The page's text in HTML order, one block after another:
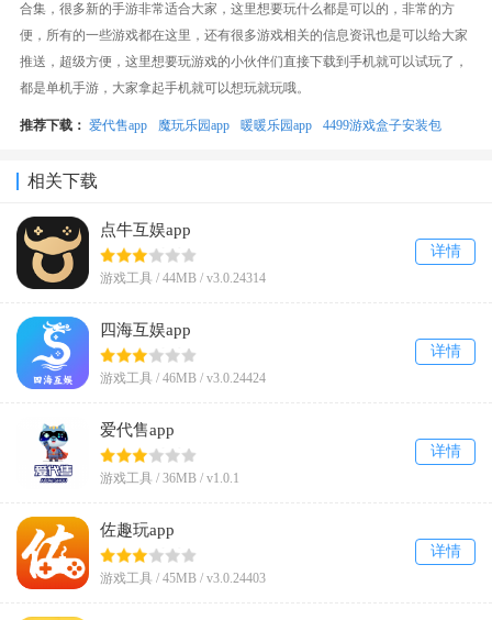
合集，很多新的手游非常适合大家，这里想要玩什么都是可以的，非常的方
便，所有的一些游戏都在这里，还有很多游戏相关的信息资讯也是可以给大家
推送，超级方便，这里想要玩游戏的小伙伴们直接下载到手机就可以试玩了，
都是单机手游，大家拿起手机就可以想玩就玩哦。
推荐下载： 爱代售app 魔玩乐园app 暖暖乐园app 4499游戏盒子安装包
相关下载
点牛互娱app
游戏工具 / 44MB / v3.0.24314
详情
四海互娱app
游戏工具 / 46MB / v3.0.24424
详情
爱代售app
游戏工具 / 36MB / v1.0.1
详情
佐趣玩app
游戏工具 / 45MB / v3.0.24403
详情